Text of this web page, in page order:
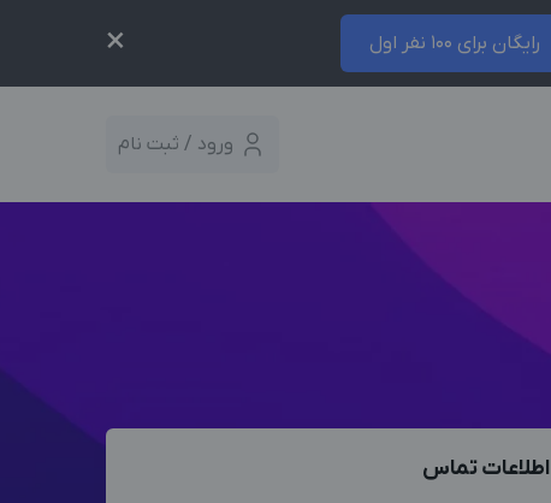
رایگان برای 100 نفر اول ×
ورود / ثبت نام
اطلاعات تماس